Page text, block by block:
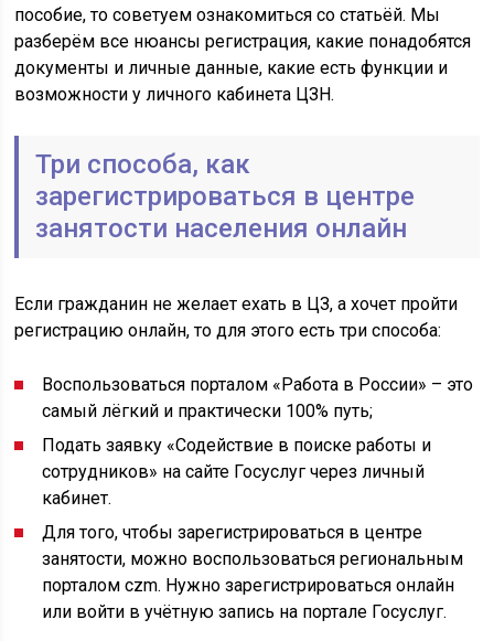
пособие, то советуем ознакомиться со статьёй. Мы
разберём все нюансы регистрация, какие понадобятся
документы и личные данные, какие есть функции и
возможности у личного кабинета ЦЗН.
Три способа, как
зарегистрироваться в центре
занятости населения онлайн
Если гражданин не желает ехать в ЦЗ, а хочет пройти
регистрацию онлайн, то для этого есть три способа:
Воспользоваться порталом «Работа в России» – это
самый лёгкий и практически 100% путь;
Подать заявку «Содействие в поиске работы и
сотрудников» на сайте Госуслуг через личный
кабинет.
Для того, чтобы зарегистрироваться в центре
занятости, можно воспользоваться региональным
порталом czm. Нужно зарегистрироваться онлайн
или войти в учётную запись на портале Госуслуг.